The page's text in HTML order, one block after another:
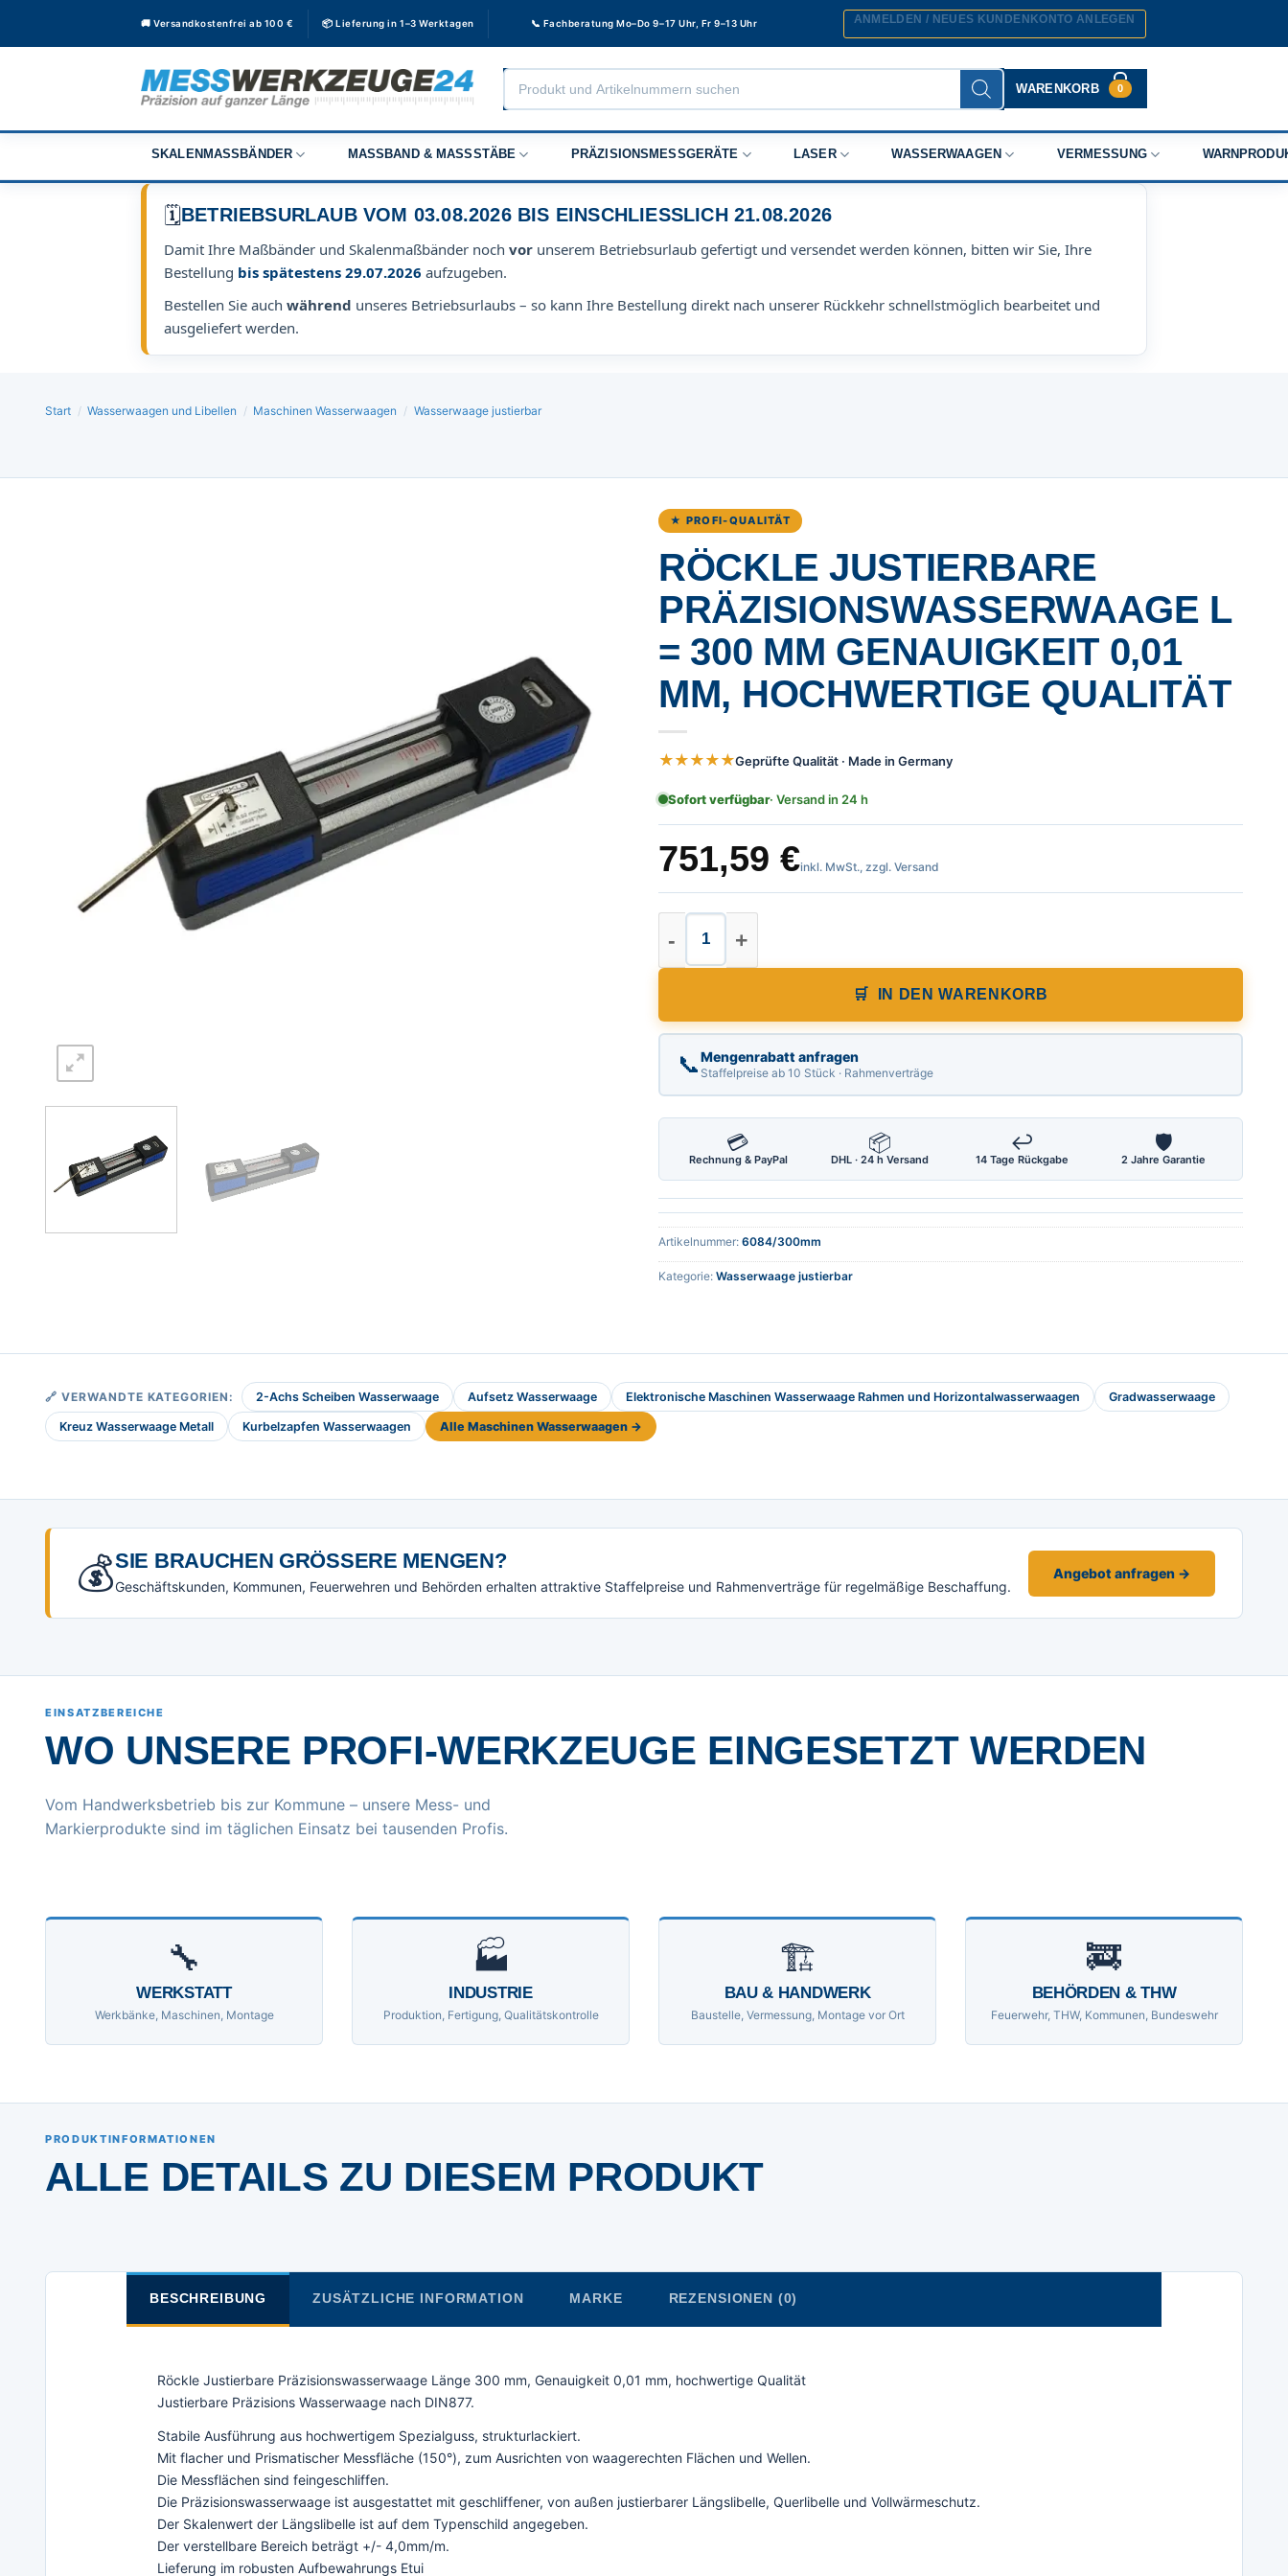
🚚 Versandkostenfrei ab 100 € 📦 Lieferung in 1–3 Werktagen 📞 Fachberatung Mo–Do 9–17 Uhr, Fr 9–13 Uhr ANMELDEN / NEUES KUNDENKONTO ANLEGEN
Products
search
WARENKORB 0
SKALENMASSBÄNDER MASSBAND & MASSSTÄBE PRÄZISIONSMESSGERÄTE LASER WASSERWAAGEN VERMESSUNG
🗓️BETRIEBSURLAUB VOM 03.08.2026 BIS EINSCHLIESSLICH 21.08.2026
Damit Ihre Maßbänder und Skalenmaßbänder noch vor unserem Betriebsurlaub gefertigt und versendet werden können, bitten wir Sie, Ihre
Bestellung bis spätestens 29.07.2026 aufzugeben.
Bestellen Sie auch während unseres Betriebsurlaubs – so kann Ihre Bestellung direkt nach unserer Rückkehr schnellstmöglich bearbeitet und
ausgeliefert werden.
Start / Wasserwaagen und Libellen / Maschinen Wasserwaagen / Wasserwaage justierbar
★ PROFI-QUALITÄT
RÖCKLE JUSTIERBARE
PRÄZISIONSWASSERWAAGE L
= 300 MM GENAUIGKEIT 0,01
MM, HOCHWERTIGE QUALITÄT
★★★★★Geprüfte Qualität · Made in Germany
Sofort verfügbar· Versand in 24 h
751,59 €inkl. MwSt., zzgl. Versand
Röckle Justierbare Präzisionswasserwaage L = 300 mm
IN DEN WARENKORB
📞Mengenrabatt anfragen
Staffelpreise ab 10 Stück · Rahmenverträge
💳
Rechnung & PayPal
📦
DHL · 24 h Versand
↩
14 Tage Rückgabe
🛡
2 Jahre Garantie
Artikelnummer: 6084/300mm
Kategorie: Wasserwaage justierbar
🔗 VERWANDTE KATEGORIEN: 2-Achs Scheiben Wasserwaage Aufsetz Wasserwaage Elektronische Maschinen Wasserwaage Rahmen und Horizontalwasserwaagen Gradwasserwaage
Kreuz Wasserwaage Metall Kurbelzapfen Wasserwaagen Alle Maschinen Wasserwaagen →
💰SIE BRAUCHEN GRÖSSERE MENGEN?
Geschäftskunden, Kommunen, Feuerwehren und Behörden erhalten attraktive Staffelpreise und Rahmenverträge für regelmäßige Beschaffung.
Angebot anfragen →
EINSATZBEREICHE
WO UNSERE PROFI-WERKZEUGE EINGESETZT WERDEN
Vom Handwerksbetrieb bis zur Kommune – unsere Mess- und
Markierprodukte sind im täglichen Einsatz bei tausenden Profis.
🔧
WERKSTATT
Werkbänke, Maschinen, Montage
🏭
INDUSTRIE
Produktion, Fertigung, Qualitätskontrolle
🏗
BAU & HANDWERK
Baustelle, Vermessung, Montage vor Ort
🚒
BEHÖRDEN & THW
Feuerwehr, THW, Kommunen, Bundeswehr
PRODUKTINFORMATIONEN
ALLE DETAILS ZU DIESEM PRODUKT
BESCHREIBUNG ZUSÄTZLICHE INFORMATION MARKE REZENSIONEN (0)
Röckle Justierbare Präzisionswasserwaage Länge 300 mm, Genauigkeit 0,01 mm, hochwertige Qualität
Justierbare Präzisions Wasserwaage nach DIN877.
Stabile Ausführung aus hochwertigem Spezialguss, strukturlackiert.
Mit flacher und Prismatischer Messfläche (150°), zum Ausrichten von waagerechten Flächen und Wellen.
Die Messflächen sind feingeschliffen.
Die Präzisionswasserwaage ist ausgestattet mit geschliffener, von außen justierbarer Längslibelle, Querlibelle und Vollwärmeschutz.
Der Skalenwert der Längslibelle ist auf dem Typenschild angegeben.
Der verstellbare Bereich beträgt +/- 4,0mm/m.
Lieferung im robusten Aufbewahrungs Etui